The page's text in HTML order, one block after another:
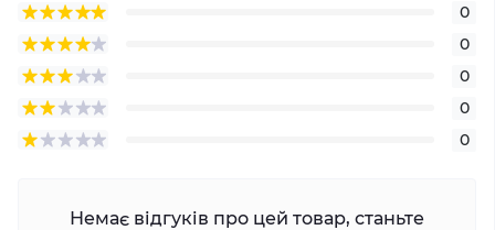
0
0
0
0
0
Немає відгуків про цей товар, станьте